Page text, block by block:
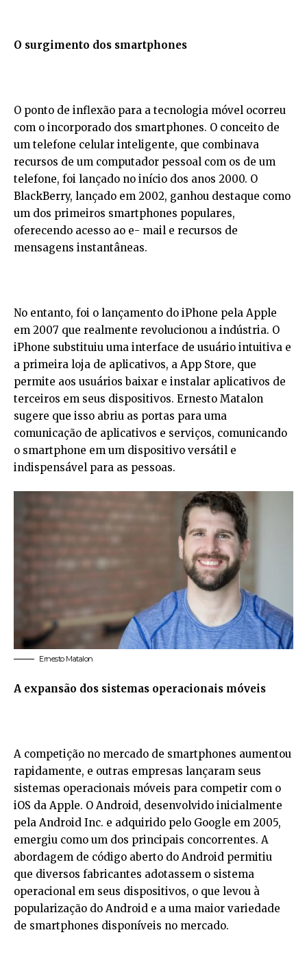
O surgimento dos smartphones
O ponto de inflexão para a tecnologia móvel ocorreu
com o incorporado dos smartphones. O conceito de
um telefone celular inteligente, que combinava
recursos de um computador pessoal com os de um
telefone, foi lançado no início dos anos 2000. O
BlackBerry, lançado em 2002, ganhou destaque como
um dos primeiros smartphones populares,
oferecendo acesso ao e- mail e recursos de
mensagens instantâneas.
No entanto, foi o lançamento do iPhone pela Apple
em 2007 que realmente revolucionou a indústria. O
iPhone substituiu uma interface de usuário intuitiva e
a primeira loja de aplicativos, a App Store, que
permite aos usuários baixar e instalar aplicativos de
terceiros em seus dispositivos. Ernesto Matalon
sugere que isso abriu as portas para uma
comunicação de aplicativos e serviços, comunicando
o smartphone em um dispositivo versátil e
indispensável para as pessoas.
Ernesto Matalon
A expansão dos sistemas operacionais móveis
A competição no mercado de smartphones aumentou
rapidamente, e outras empresas lançaram seus
sistemas operacionais móveis para competir com o
iOS da Apple. O Android, desenvolvido inicialmente
pela Android Inc. e adquirido pelo Google em 2005,
emergiu como um dos principais concorrentes. A
abordagem de código aberto do Android permitiu
que diversos fabricantes adotassem o sistema
operacional em seus dispositivos, o que levou à
popularização do Android e a uma maior variedade
de smartphones disponíveis no mercado.